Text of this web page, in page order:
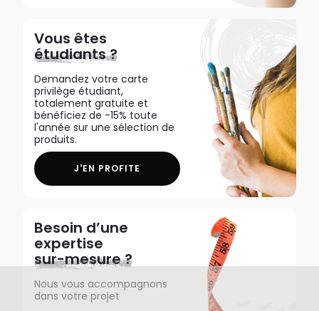
Vous êtes
étudiants ?
Demandez votre carte
privilège étudiant,
totalement gratuite et
bénéficiez de -15% toute
l'année sur une sélection de
produits.
J'EN PROFITE
Besoin d’une
expertise
sur-mesure ?
Nous vous accompagnons
dans votre projet